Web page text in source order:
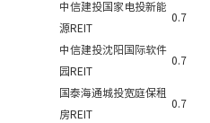
中信建投国家电投新能
源REIT
0.7
中信建投沈阳国际软件
园REIT
0.7
国泰海通城投宽庭保租
房REIT
0.7